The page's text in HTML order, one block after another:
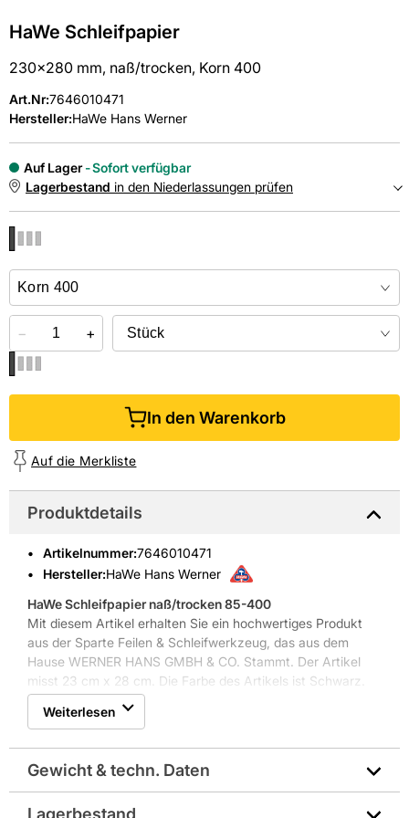
HaWe Schleifpapier
230x280 mm, naß/trocken, Korn 400
Art.Nr:7646010471
Hersteller:HaWe Hans Werner
Auf Lager
Sofort verfügbar
Lagerbestand in den Niederlassungen prüfen
Online kaufen &
− +
In den Warenkorb
Auf die Merkliste
Produktdetails
Artikelnummer:7646010471
Hersteller:HaWe Hans Werner
HaWe Schleifpapier naß/trocken 85-400
Mit diesem Artikel erhalten Sie ein hochwertiges Produkt
aus der Sparte Feilen & Schleifwerkzeug, das aus dem
Hause WERNER HANS GMBH & CO. Stammt. Der Artikel
misst 23 cm x 28 cm. Die Farbe des Artikels ist Schwarz.
Versandt wird der Artikel im Karton.
Weitere Produkteigenschaften: absolut wasserfest und
Weiterlesen
Gewicht & techn. Daten
Lagerbestand